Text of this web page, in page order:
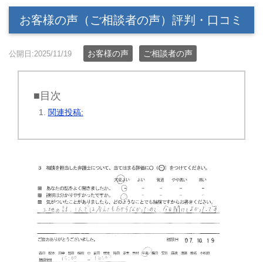
お客様の声（ご相談者の声）評判・口コミ
公開日:2025/11/19 お客様の声 ご相談者の声
■目次
関連投稿: